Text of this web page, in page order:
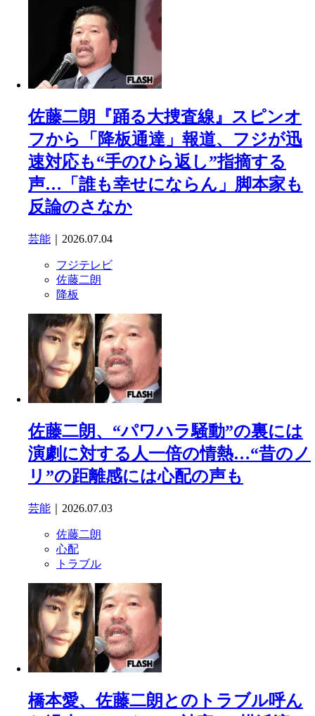
佐藤二朗『踊る大捜査線』スピンオ
フから「降板通達」報道、フジが迅
速対応も“手のひら返し”指摘する
声…「誰も幸せにならん」脚本家も
反論のさなか
芸能 ｜2026.07.04
フジテレビ
佐藤二朗
降板
佐藤二朗、“パワハラ騒動”の裏には
演劇に対する人一倍の情熱…“昔のノ
リ”の距離感には心配の声も
芸能 ｜2026.07.03
佐藤二朗
心配
トラブル
橋本愛、佐藤二朗とのトラブル呼ん